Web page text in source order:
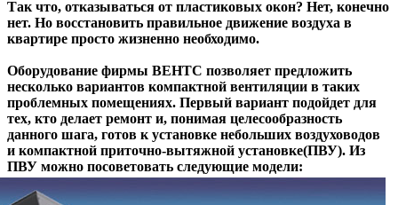
Так что, отказываться от пластиковых окон? Нет, конечно
нет. Но восстановить правильное движение воздуха в
квартире просто жизненно необходимо.
Оборудование фирмы ВЕНТС позволяет предложить
несколько вариантов компактной вентиляции в таких
проблемных помещениях. Первый вариант подойдет для
тех, кто делает ремонт и, понимая целесообразность
данного шага, готов к установке небольших воздуховодов
и компактной приточно-вытяжной установке(ПВУ). Из
ПВУ можно посоветовать следующие модели: